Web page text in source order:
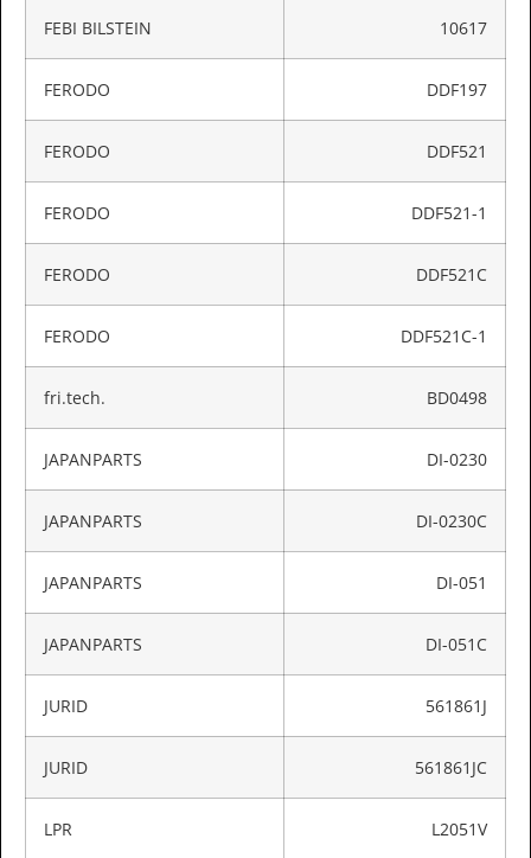
FEBI BILSTEIN 10617
FERODO DDF197
FERODO DDF521
FERODO DDF521-1
FERODO DDF521C
FERODO DDF521C-1
fri.tech. BD0498
JAPANPARTS DI-0230
JAPANPARTS DI-0230C
JAPANPARTS DI-051
JAPANPARTS DI-051C
JURID 561861J
JURID 561861JC
LPR L2051V